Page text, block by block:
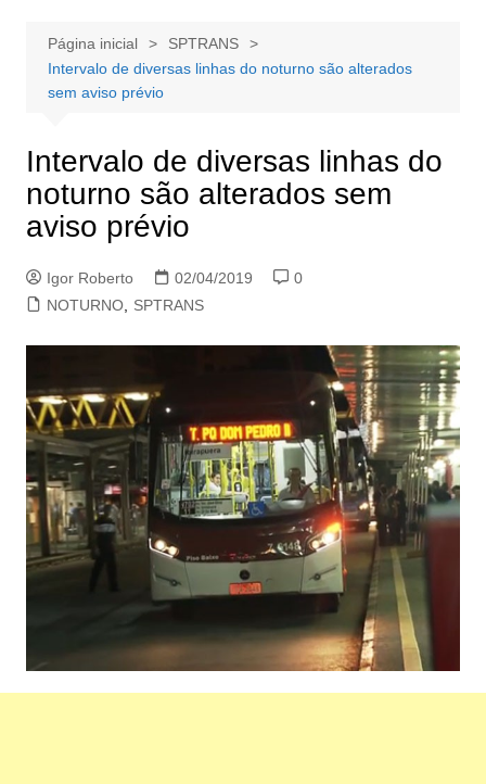
Página inicial
SPTRANS
Intervalo de diversas linhas do noturno são alterados
sem aviso prévio
Intervalo de diversas linhas do
noturno são alterados sem
aviso prévio
Igor Roberto 02/04/2019
0
NOTURNO, SPTRANS